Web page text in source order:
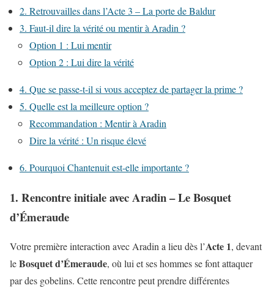
2. Retrouvailles dans l’Acte 3 – La porte de Baldur
3. Faut-il dire la vérité ou mentir à Aradin ?
Option 1 : Lui mentir
Option 2 : Lui dire la vérité
4. Que se passe-t-il si vous acceptez de partager la prime ?
5. Quelle est la meilleure option ?
Recommandation : Mentir à Aradin
Dire la vérité : Un risque élevé
6. Pourquoi Chantenuit est-elle importante ?
1. Rencontre initiale avec Aradin – Le Bosquet
d’Émeraude
Votre première interaction avec Aradin a lieu dès l’Acte 1, devant
leBosquet d’Émeraude, où lui et ses hommes se font attaquer
par des gobelins. Cette rencontre peut prendre différentes